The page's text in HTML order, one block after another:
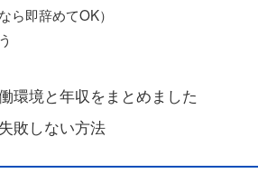
ら即辞めてOK）
環境と年収をまとめました
敗しない方法